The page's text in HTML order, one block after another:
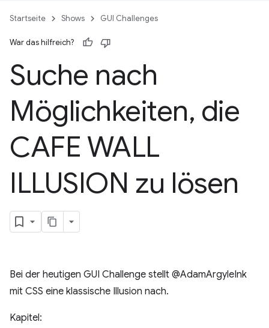
Startseite Shows GUI Challenges
War das hilfreich?
Suche nach
Möglichkeiten, die
CAFE WALL
ILLUSION zu lösen
Bei der heutigen GUI Challenge stellt @AdamArgyleInk
mit CSS eine klassische Illusion nach.
Kapitel: